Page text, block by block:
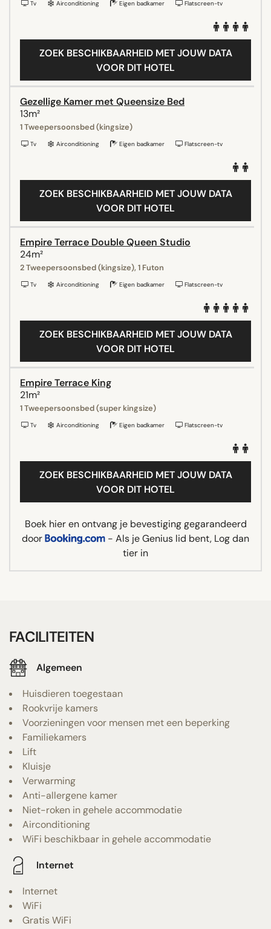
Tv Airconditioning Eigen badkamer Flatscreen-tv
ZOEK BESCHIKBAARHEID MET JOUW DATA
VOOR DIT HOTEL
Gezellige Kamer met Queensize Bed
13m²
1 Tweepersoonsbed (kingsize)
Tv Airconditioning Eigen badkamer Flatscreen-tv
ZOEK BESCHIKBAARHEID MET JOUW DATA
VOOR DIT HOTEL
Empire Terrace Double Queen Studio
24m²
2 Tweepersoonsbed (kingsize), 1 Futon
Tv Airconditioning Eigen badkamer Flatscreen-tv
ZOEK BESCHIKBAARHEID MET JOUW DATA
VOOR DIT HOTEL
Empire Terrace King
21m²
1 Tweepersoonsbed (super kingsize)
Tv Airconditioning Eigen badkamer Flatscreen-tv
ZOEK BESCHIKBAARHEID MET JOUW DATA
VOOR DIT HOTEL
Boek hier en ontvang je bevestiging gegarandeerd
door
- Als je Genius lid bent, Log dan
tier in
FACILITEITEN
Algemeen
Huisdieren toegestaan
Rookvrije kamers
Voorzieningen voor mensen met een beperking
Familiekamers
Lift
Kluisje
Verwarming
Anti-allergene kamer
Niet-roken in gehele accommodatie
Airconditioning
WiFi beschikbaar in gehele accommodatie
Internet
Internet
WiFi
Gratis WiFi